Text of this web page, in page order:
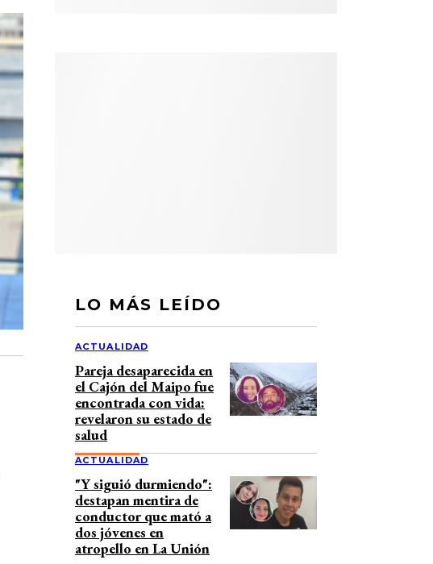
LO MÁS LEÍDO
ACTUALIDAD
Pareja desaparecida en
el Cajón del Maipo fue
encontrada con vida:
revelaron su estado de
salud
ACTUALIDAD
"Y siguió durmiendo":
destapan mentira de
conductor que mató a
dos jóvenes en
atropello en La Unión